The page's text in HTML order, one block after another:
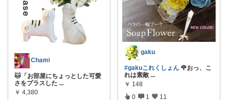
Chami
🐱「お部屋にちょっとした可愛
さをプラスした ...
￥ 4,380
gaku
#gakuこれくしょん 🌹おっ、こ
れは素敵 ...
￥ 148
0 1 11